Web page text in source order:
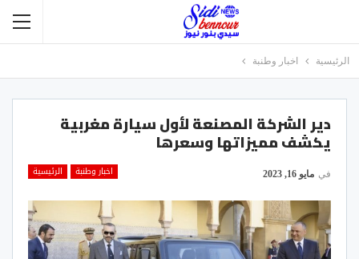
الرئيسية اخبار وطنبة
‎دير الشركة المصنعة لأول سيارة مغربية
يكشف مميزاتها وسعرها
اخبار وطنبة الرئيسية في مايو 16, 2023